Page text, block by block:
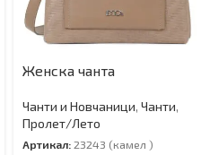
Женска чанта
Чанти и Новчаници, Чанти,
Пролет/Лето
Артикал:23243 (камел )